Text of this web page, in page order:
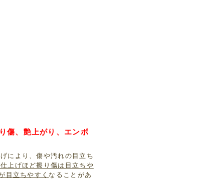
傷、艶上がり、エンボ
により、傷や汚れの目立ち
上げほど擦り傷は目立ちや
目立ちやすく なることがあ